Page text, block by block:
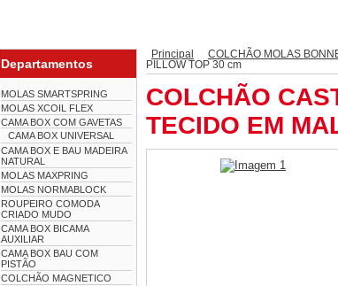
Departamentos
MOLAS SMARTSPRING
MOLAS XCOIL FLEX
CAMA BOX COM GAVETAS
CAMA BOX UNIVERSAL
CAMA BOX E BAU MADEIRA
NATURAL
MOLAS MAXPRING
MOLAS NORMABLOCK
ROUPEIRO COMODA
CRIADO MUDO
CAMA BOX BICAMA
AUXILIAR
CAMA BOX BAU COM
PISTÃO
COLCHÃO MAGNETICO
Principal COLCHÃO MOLAS
PILLOW TOP 30 cm
COLCHÃO
TECIDO EM